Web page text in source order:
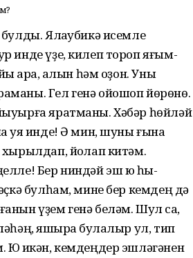
Ялҡаубикә исемле
инде үҙе, килеп тороп яғым-
ҡара, ҡалын һәм оҙон. Уны
Гел генә ойошоп йөрөнө.
яратманы. Хәбәр һөйләй
ҡуя инде! Ә мин, шуны ғына
йоҡлап китәм.
Бер ниндәй эш юҡ һы-
булһам, мине бер кемдең дә
үҙем генә беләм. Шул саҡ,
яҡшыраҡ булалыр ул, тип
Юҡ икән, кемдеңдер эшләгәнен